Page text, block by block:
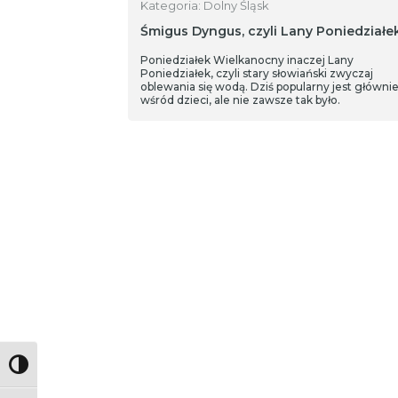
Toggle High Contrast
Kategoria: Dolny Śląsk
Śmigus Dyngus, czyli Lany
Poniedziałek Wielkanocny inaczej Lany
Poniedziałek, czyli stary słowiański zwyczaj
oblewania się wodą. Dziś popularny jest głównie
wśród dzieci, ale nie zawsze tak było.